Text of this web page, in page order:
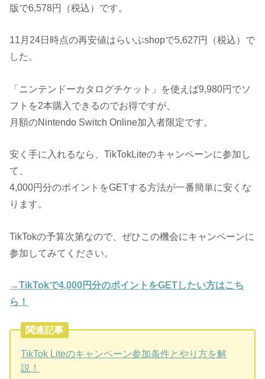
版で6,578円（税込）です。
11月24日時点の再安値はらいぶshopで5,627円（税込）で
した。
「ニンテンドーカタログチケット」を使えば9,980円でソ
フトを2本購入できるのでお得ですが、
月額のNintendo Switch Online加入者限定です。
安く手に入れるなら、TikTokLiteのキャンペーンに参加し
て、
4,000円分のポイントをGETする方法が一番簡単に安くな
ります。
TikTokの予算次第なので、ぜひこの機会にキャンペーンに
参加してみてください。
→TikTokで4,000円分のポイントをGETしたい方はこち
ら！
関連記事
TikTok Liteのキャンペーン参加条件とやり方を解
説！